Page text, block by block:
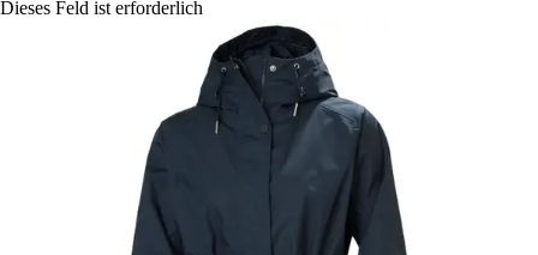
Dieses Feld ist erforderlich